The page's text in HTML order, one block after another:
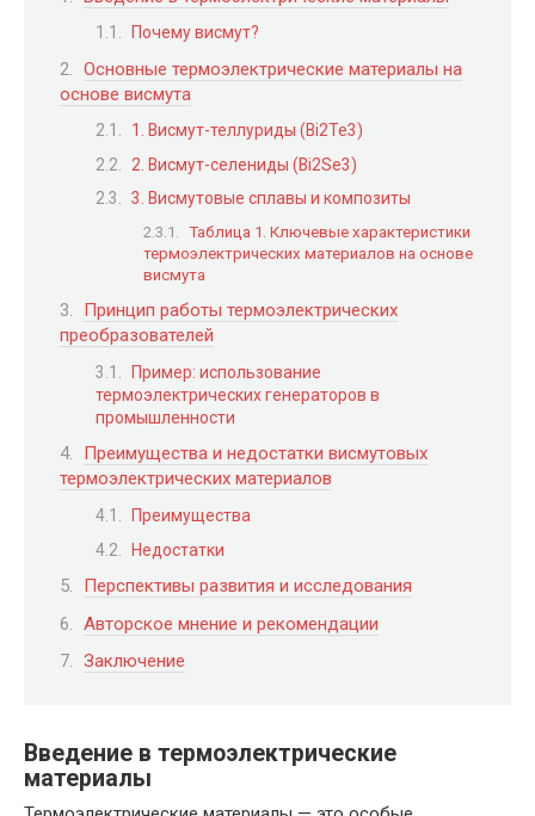
Почему висмут?
Основные термоэлектрические материалы на
основе висмута
1. Висмут-теллуриды (Bi2Te3)
2. Висмут-селениды (Bi2Se3)
3. Висмутовые сплавы и композиты
Таблица 1. Ключевые характеристики
термоэлектрических материалов на основе
висмута
Принцип работы термоэлектрических
преобразователей
Пример: использование
термоэлектрических генераторов в
промышленности
Преимущества и недостатки висмутовых
термоэлектрических материалов
Преимущества
Недостатки
Перспективы развития и исследования
Авторское мнение и рекомендации
Заключение
Введение в термоэлектрические
материалы